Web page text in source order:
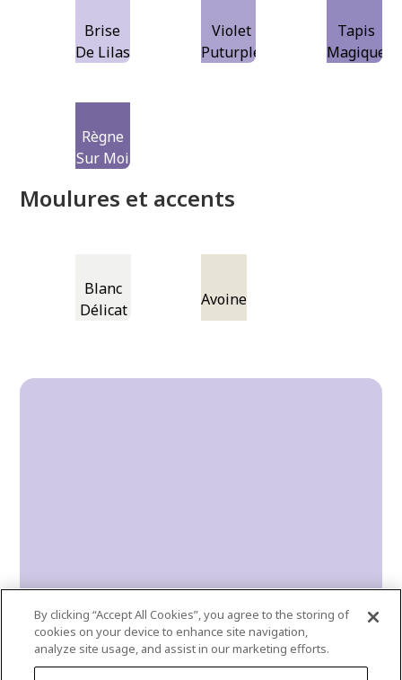
Brise
De Lilas
Violet
Puturple
Tapis
Magique
Règne
Sur Moi
Moulures et accents
Blanc
Délicat
Avoine
By clicking “Accept All Cookies”, you agree to the storing of
cookies on your device to enhance site navigation,
analyze site usage, and assist in our marketing efforts.